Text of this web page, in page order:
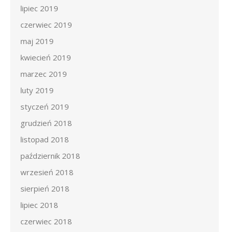
lipiec 2019
czerwiec 2019
maj 2019
kwiecień 2019
marzec 2019
luty 2019
styczeń 2019
grudzień 2018
listopad 2018
październik 2018
wrzesień 2018
sierpień 2018
lipiec 2018
czerwiec 2018